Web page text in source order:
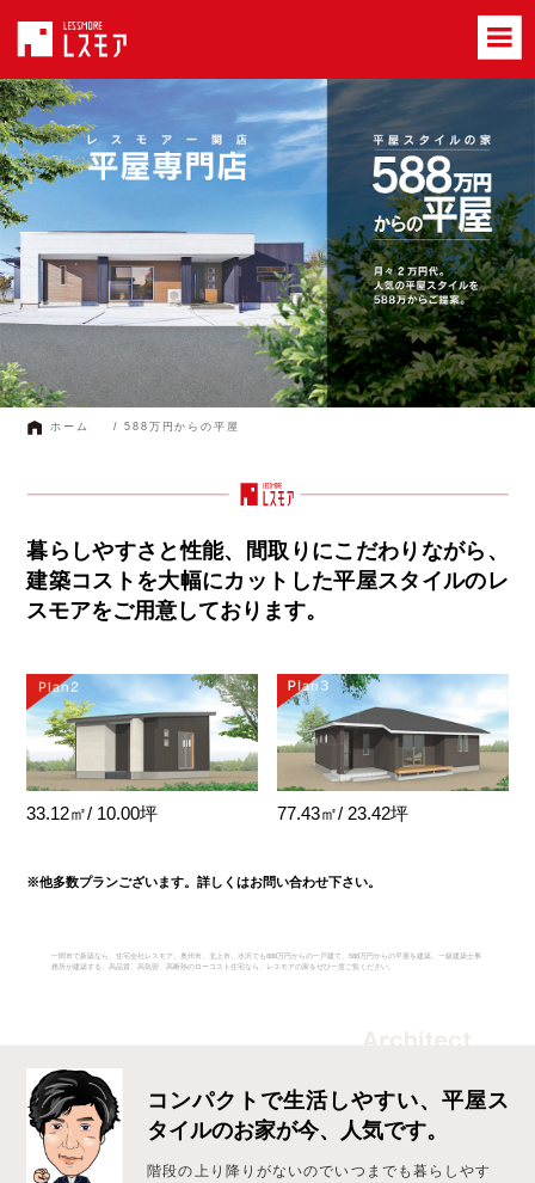
ホーム / 588万円からの平屋
暮らしやすさと性能、間取りにこだわりながら、
建築コストを大幅にカットした平屋スタイルのレ
スモアをご用意しております。
33.12㎡/ 10.00坪 77.43㎡/ 23.42坪
※他多数プランございます。詳しくはお問い合わせ下さい。
一関市で新築なら、住宅会社レスモア。奥州市、北上市、水沢でも888万円からの一戸建て、588万円からの平屋を建築。一級建築士事
務所が建築する、高品質、高気密、高断熱のローコスト住宅なら、レスモアの家をぜひ一度ご覧ください。
コンパクトで生活しやすい、 平屋ス
タイルのお家が今、人気です。
階段の上り降りがないのでいつまでも暮らしやす